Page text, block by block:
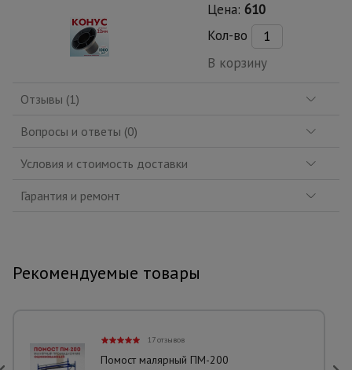
Цена: 610
Кол-во
В корзину
Отзывы (1)
Вопросы и ответы (0)
Условия и стоимость доставки
Гарантия и ремонт
Рекомендуемые товары
17 отзывов
Помост малярный ПМ-200